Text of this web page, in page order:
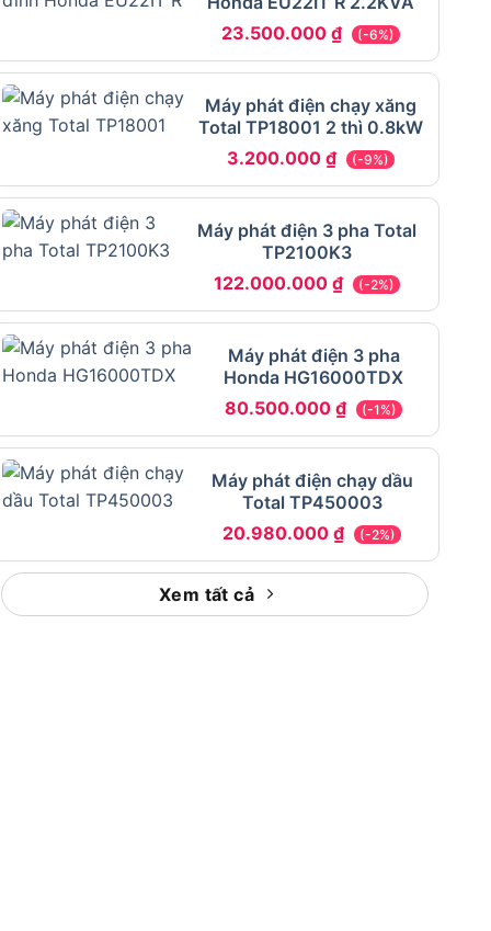
23.500.000₫ (-6%)
Máy phát điện chạy xăng
Total TP18001 2 thì 0.8kW
3.200.000₫ (-9%)
Máy phát điện 3 pha Total
TP2100K3
122.000.000₫ (-2%)
Máy phát điện 3 pha
Honda HG16000TDX
80.500.000₫ (-1%)
Máy phát điện chạy dầu
Total TP450003
20.980.000₫ (-2%)
Xem tất cả